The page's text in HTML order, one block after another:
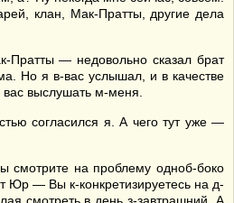
клан, Мак-Пратты, другие дела
— недовольно сказал брат
Но я в-вас услышал, и в качестве
выслушать м-меня.
согласился я. А чего тут уже —
смотрите на проблему одноб-боко
Юр — Вы к-конкретизируетесь на д-